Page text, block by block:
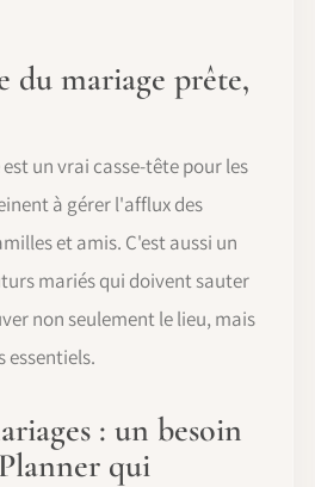
du mariage prête,
un vrai casse-tête pour les
à gérer l'afflux des
et amis. C'est aussi un
mariés qui doivent sauter
non seulement le lieu, mais
essentiels.
: un besoin
qui